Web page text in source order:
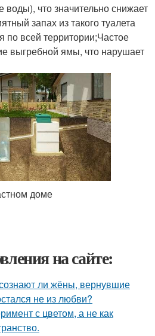
воды), что значительно снижает
запах из такого туалета
по всей территории;Частое
выгребной ямы, что нарушает
доме
на сайте:
ли жёны, вернувшие
не из любви?
с цветом, а не как